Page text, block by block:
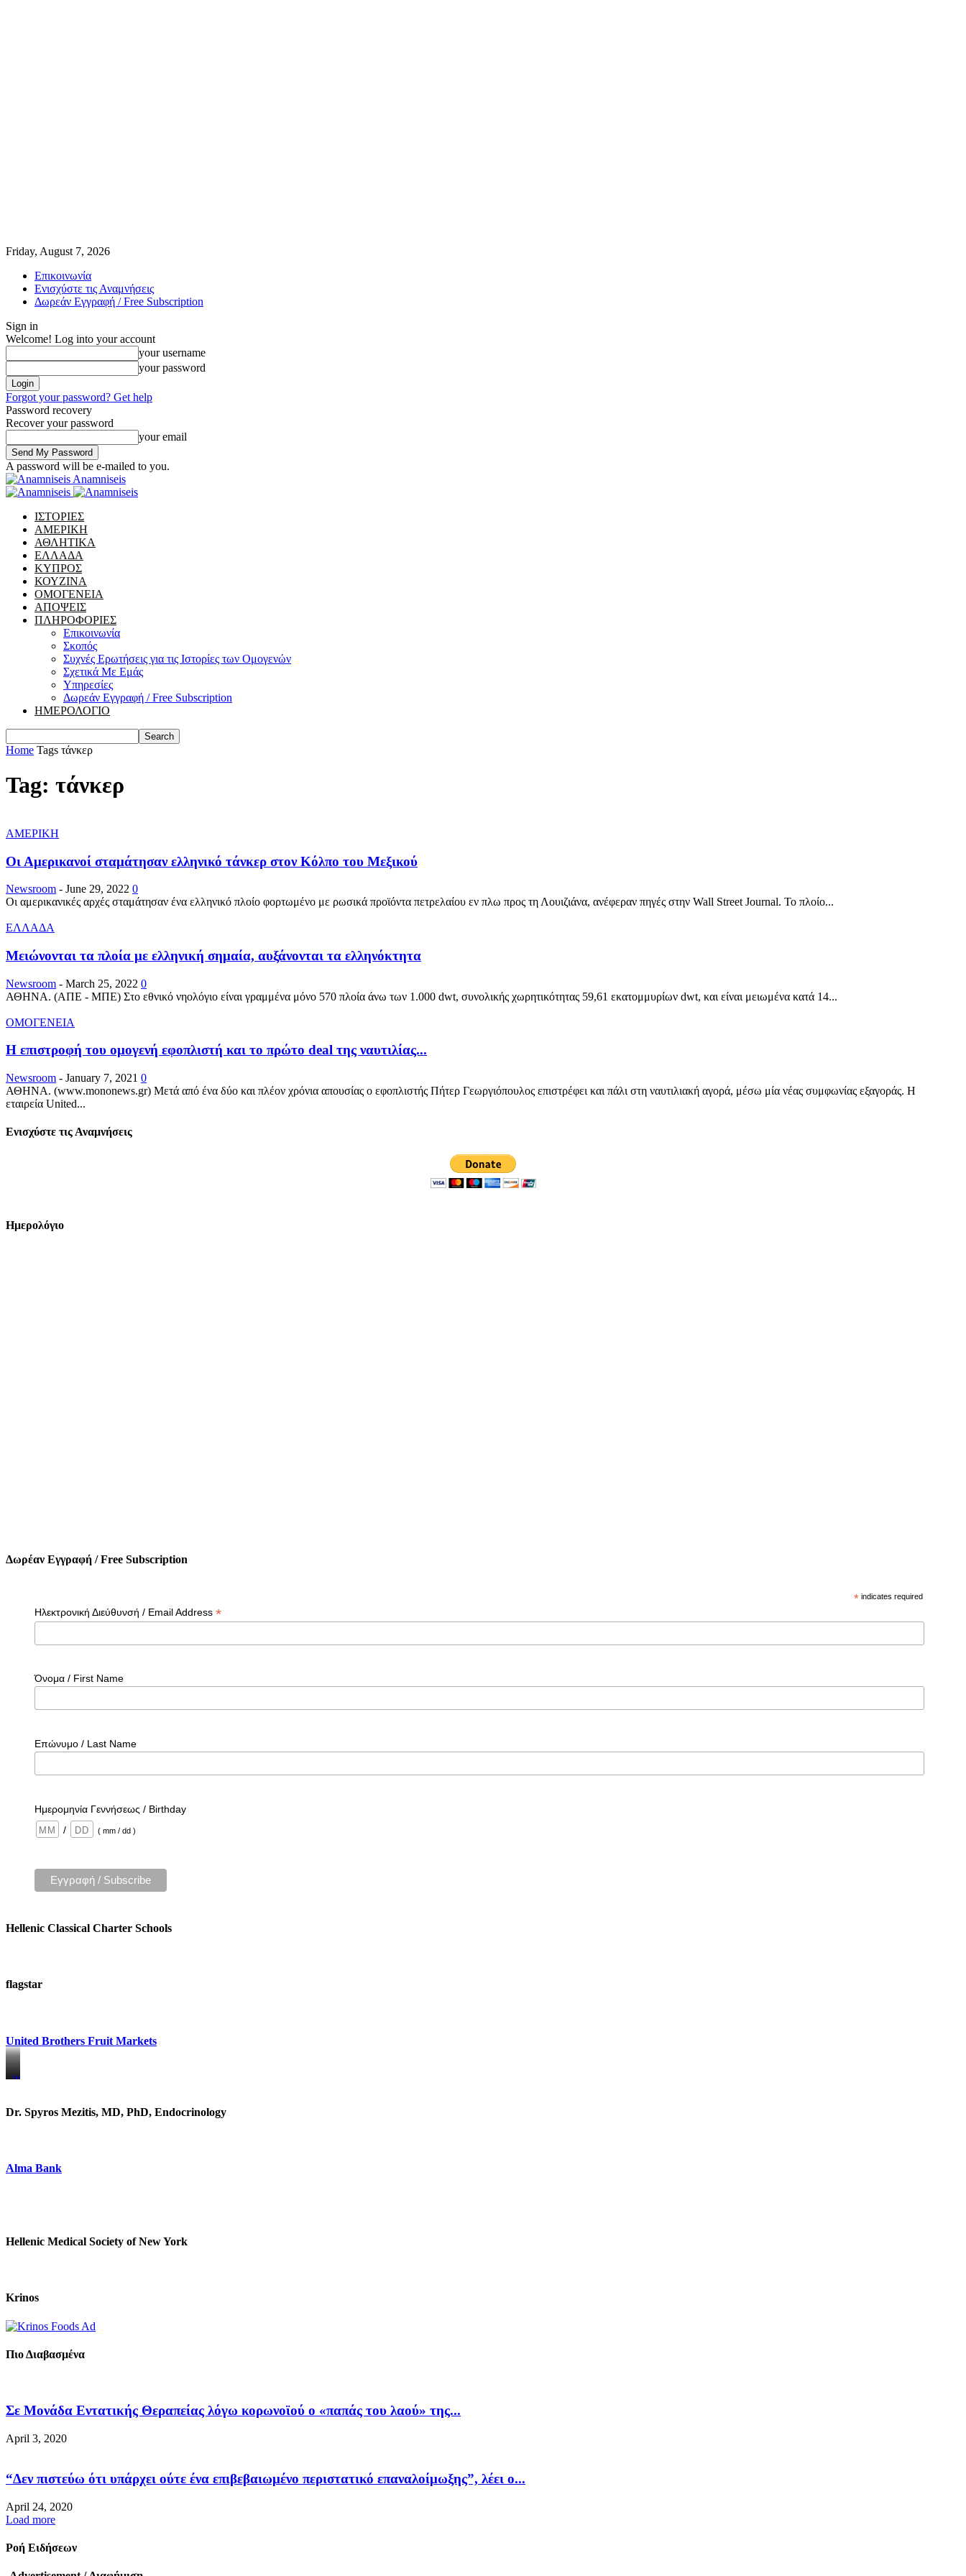
Friday, August 7, 2026
Επικοινωνία
Ενισχύστε τις Αναμνήσεις
Δωρεάν Εγγραφή / Free Subscription
Sign in
Welcome! Log into your account
your username
your password
Forgot your password? Get help
Password recovery
Recover your password
your email
A password will be e-mailed to you.
Anamniseis
ΙΣΤΟΡΙΕΣ
ΑΜΕΡΙΚΗ
ΑΘΛΗΤΙΚΑ
ΕΛΛΑΔΑ
ΚΥΠΡΟΣ
ΚΟΥΖΙΝΑ
ΟΜΟΓΕΝΕΙΑ
ΑΠΟΨΕΙΣ
ΠΛΗΡΟΦΟΡΙΕΣ
Επικοινωνία
Σκοπός
Συχνές Ερωτήσεις για τις Ιστορίες των Ομογενών
Σχετικά Με Εμάς
Υπηρεσίες
Δωρεάν Εγγραφή / Free Subscription
ΗΜΕΡΟΛΟΓΙΟ
Home Tags τάνκερ
Tag: τάνκερ
ΑΜΕΡΙΚΗ
Οι Αμερικανοί σταμάτησαν ελληνικό τάνκερ στον Κόλπο του Μεξικού
Newsroom - June 29, 2022 0
Οι αμερικανικές αρχές σταμάτησαν ένα ελληνικό πλοίο φορτωμένο με ρωσικά προϊόντα πετρελαίου εν πλω προς τη Λουιζιάνα, ανέφεραν πηγές στην Wall Street Journal. Το πλοίο...
ΕΛΛΑΔΑ
Μειώνονται τα πλοία με ελληνική σημαία, αυξάνονται τα ελληνόκτητα
Newsroom - March 25, 2022 0
ΑΘΗΝΑ. (ΑΠΕ - ΜΠΕ) Στο εθνικό νηολόγιο είναι γραμμένα μόνο 570 πλοία άνω των 1.000 dwt, συνολικής χωρητικότητας 59,61 εκατομμυρίων dwt, και είναι μειωμένα κατά 14...
ΟΜΟΓΕΝΕΙΑ
Η επιστροφή του ομογενή εφοπλιστή και το πρώτο deal της ναυτιλίας...
Newsroom - January 7, 2021 0
ΑΘΗΝΑ. (www.mononews.gr) Μετά από ένα δύο και πλέον χρόνια απουσίας ο εφοπλιστής Πήτερ Γεωργιόπουλος επιστρέφει και πάλι στη ναυτιλιακή αγορά, μέσω μία νέας συμφωνίας εξαγοράς. Η
εταιρεία United...
Ενισχύστε τις Αναμνήσεις
Ημερολόγιο
Δωρέαν Εγγραφή / Free Subscription
* indicates required
Ηλεκτρονική Διεύθυνσή / Email Address *
Όνομα / First Name
Επώνυμο / Last Name
Ημερομηνία Γεννήσεως / Birthday
/
( mm / dd )
Hellenic Classical Charter Schools
flagstar
United Brothers Fruit Markets
https://www.unitedbrothersfruitmarkets.com/
https://www.unitedbrothersfruitmarkets.com/
Dr. Spyros Mezitis, MD, PhD, Endocrinology
Alma Bank
Hellenic Medical Society of New York
Krinos
Πιο Διαβασμένα
Σε Μονάδα Εντατικής Θεραπείας λόγω κορωνοϊού ο «παπάς του λαού» της...
April 3, 2020
“Δεν πιστεύω ότι υπάρχει ούτε ένα επιβεβαιωμένο περιστατικό επαναλοίμωξης”, λέει ο...
April 24, 2020
Load more
Ροή Ειδήσεων